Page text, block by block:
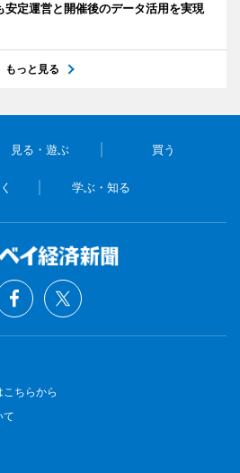
安定運営と開催後のデータ活用を実現
もっと見る
見る・遊ぶ 買う
学ぶ・知る
ちらから
て